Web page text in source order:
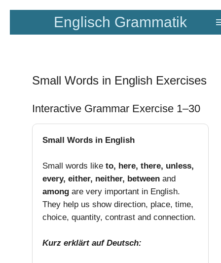
Zum
springen
Englisch Grammatik
Small Words in English Exercises
Interactive Grammar Exercise 1–30
Small Words in English
Small words like to, here, there, unless,
every, either, neither, betweenand
amongare very important in English.
They help us show direction, place, time,
choice, quantity, contrast and connection.
Kurz erklärt auf Deutsch: